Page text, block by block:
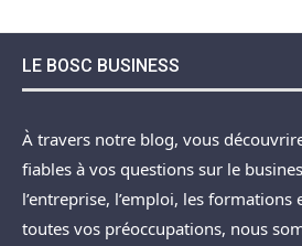
LE BOSC BUSINESS
À travers notre blog, vous
fiables à vos questions sur le
l’entreprise, l’emploi, les formations
toutes vos préoccupations, nous